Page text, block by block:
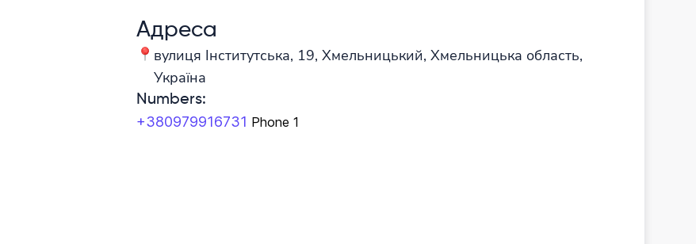
Адреса
вулиця Інститутська, 19, Хмельницький, Хмельницька область,
Україна
Numbers:
+380979916731 Phone 1